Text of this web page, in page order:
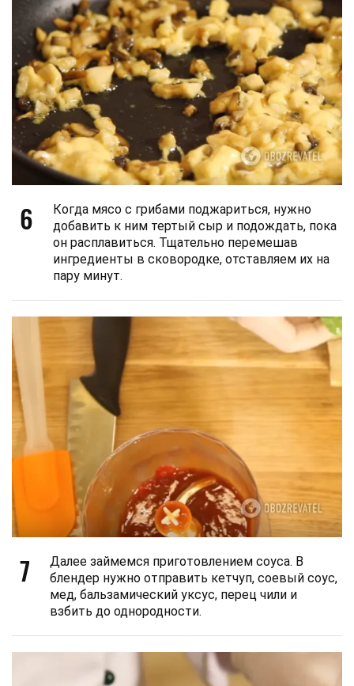
6
Когда мясо с грибами поджариться, нужно
добавить к ним тертый сыр и подождать, пока
он расплавиться. Тщательно перемешав
ингредиенты в сковородке, отставляем их на
пару минут.
7
Далее займемся приготовлением соуса. В
блендер нужно отправить кетчуп, соевый соус,
мед, бальзамический уксус, перец чили и
взбить до однородности.